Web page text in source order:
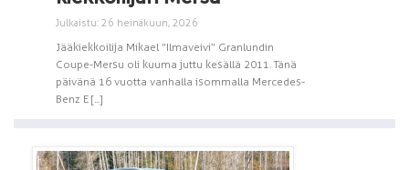
Julkaistu: 26 heinäkuun, 2026
Jääkiekkoilija Mikael “Ilmaveivi” Granlundin
Coupe-Mersu oli kuuma juttu kesällä 2011. Tänä
päivänä 16 vuotta vanhalla isommalla Mercedes-
Benz E [...]